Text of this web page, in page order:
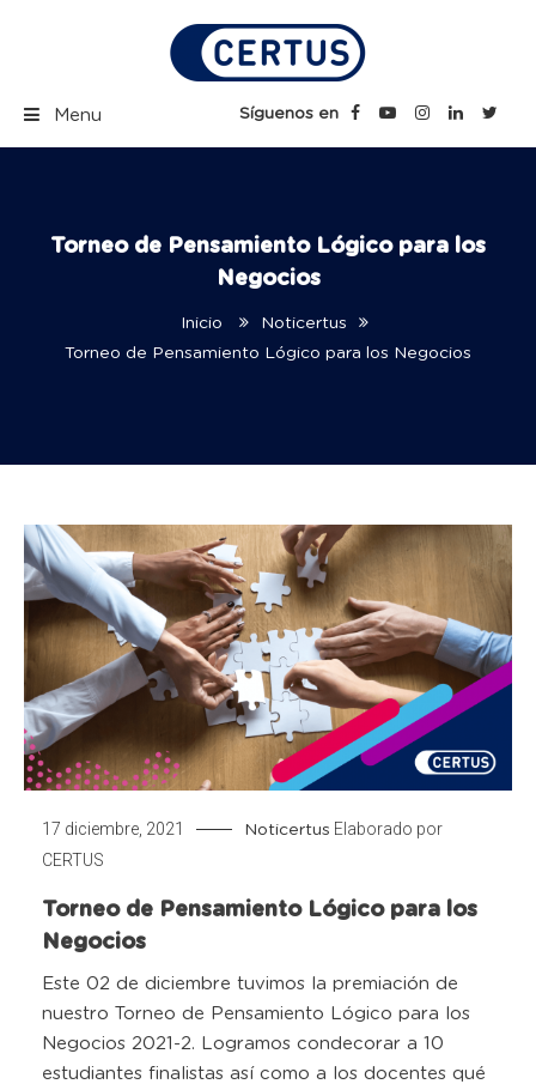
Certus Blog | Carreras
Menu Síguenos en
Torneo de Pensamiento Lógico para los
Negocios
Inicio
Noticertus
Torneo de Pensamiento Lógico para los Negocios
17 diciembre, 2021 Noticertus Elaborado por
CERTUS
Torneo de Pensamiento Lógico para los
Negocios
Este 02 de diciembre tuvimos la premiación de
nuestro Torneo de Pensamiento Lógico para los
Negocios 2021-2. Logramos condecorar a 10
estudiantes finalistas así como a los docentes qué